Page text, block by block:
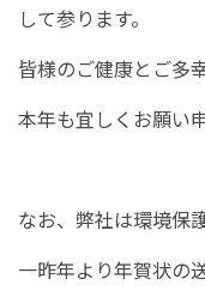
営業時間／
して参ります。
皆様のご健康とご多
本年も宜しくお願い
なお、弊社は環境保
一昨年より年賀状の